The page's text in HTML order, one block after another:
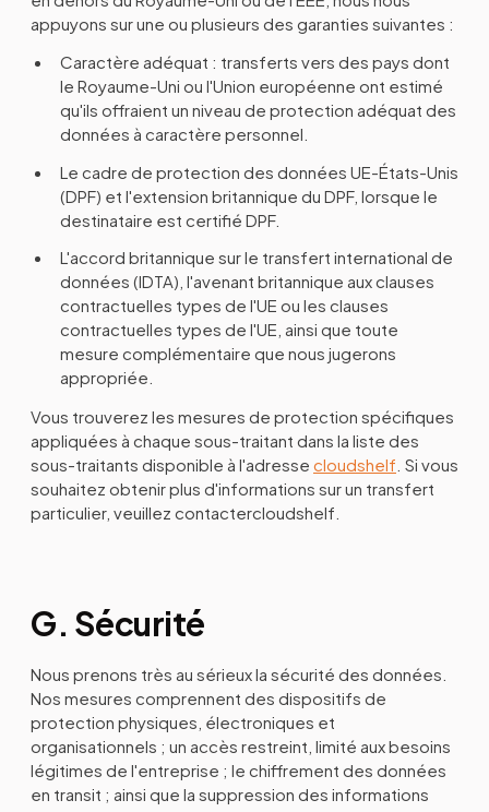
appuyons sur une ou plusieurs des garanties suivantes :
Caractère adéquat : transferts vers des pays dont
le Royaume-Uni ou l'Union européenne ont estimé
qu'ils offraient un niveau de protection adéquat des
données à caractère personnel.
Le cadre de protection des données UE-États-Unis
(DPF) et l'extension britannique du DPF, lorsque le
destinataire est certifié DPF.
L'accord britannique sur le transfert international de
données (IDTA), l'avenant britannique aux clauses
contractuelles types de l'UE ou les clauses
contractuelles types de l'UE, ainsi que toute
mesure complémentaire que nous jugerons
appropriée.
Vous trouverez les mesures de protection spécifiques
appliquées à chaque sous-traitant dans la liste des
sous-traitants disponible à l'adresse cloudshelf . Si vous
souhaitez obtenir plus d'informations sur un transfert
particulier, veuillez contactercloudshelf.
G. Sécurité
Nous prenons très au sérieux la sécurité des données.
Nos mesures comprennent des dispositifs de
protection physiques, électroniques et
organisationnels ; un accès restreint, limité aux besoins
légitimes de l'entreprise ; le chiffrement des données
en transit ; ainsi que la suppression des informations